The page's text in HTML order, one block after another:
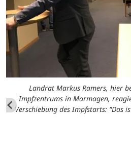
Landrat Markus Ramers, hier
Impfzentrums in Marmagen,
Verschiebung des Impfstarts: "Das